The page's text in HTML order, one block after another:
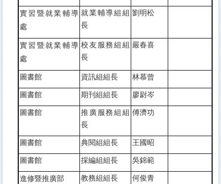
實習暨就業輔導
處
就業輔導組組
長
劉明松
實習暨就業輔導
處
校友服務組組
長
嚴春喜
圖書館 資訊組組長
林慕曾
圖書館
期刊組組長
廖尉岑
圖書館
推廣服務組組
長
傅濟功
圖書館 典閱組組長
王國昭
圖書館
採編組組長
吳錦範
進修暨推廣部
教務組組長
何俊青